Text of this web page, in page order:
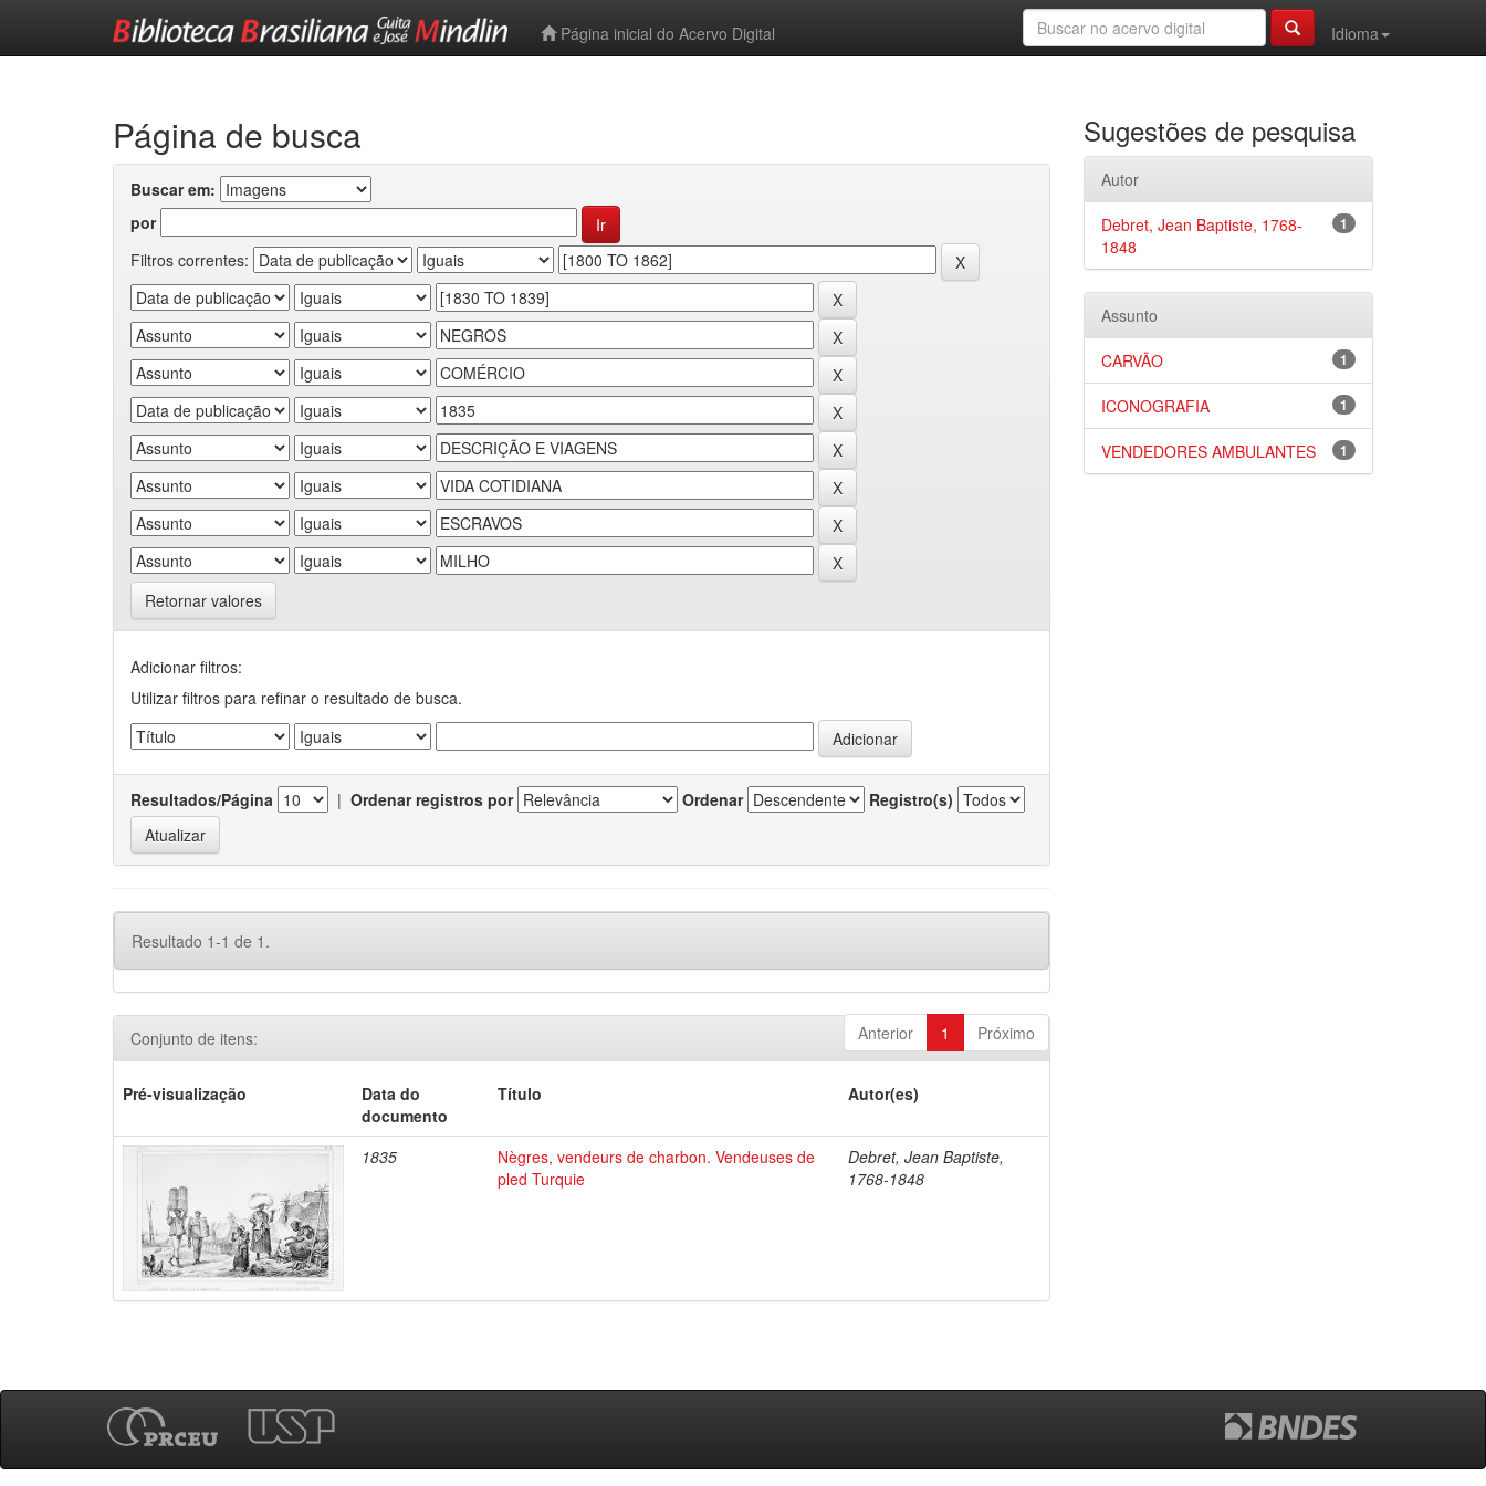
Página inicial do Acervo Digital
Idioma
Página de busca
Buscar em:
por
Filtros correntes:
Retornar valores
Adicionar filtros:
Utilizar filtros para refinar o resultado de busca.
Resultados/Página | Ordenar registros por Ordenar Registro(s)
Resultado 1-1 de 1.
Anterior 1 Próximo
Conjunto de itens:
Pré-visualização
Data do
documento
Título Autor(es)
1835
Nègres, vendeurs de charbon. Vendeuses de
pled Turquie
Debret, Jean Baptiste,
1768-1848
Sugestões de pesquisa
Autor
1
Debret, Jean Baptiste, 1768-
1848
Assunto
1
CARVÃO
1
ICONOGRAFIA
1
VENDEDORES AMBULANTES